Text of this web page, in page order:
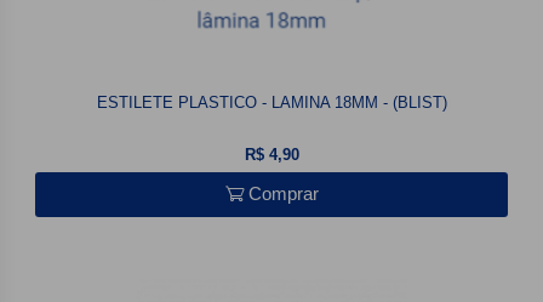
ESTILETE PLASTICO - LAMINA 18MM - (BLIST)
R$ 4,90
Comprar